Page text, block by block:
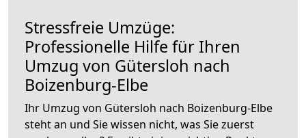
Stressfreie Umzüge:
Professionelle Hilfe für Ihren
Umzug von Gütersloh nach
Boizenburg-Elbe
Ihr Umzug von Gütersloh nach Boizenburg-Elbe
steht an und Sie wissen nicht, was Sie zuerst